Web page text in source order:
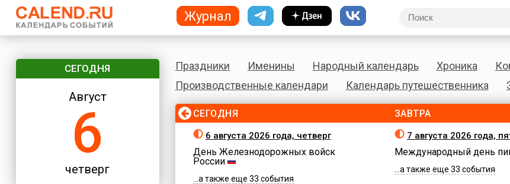
СЕГОДНЯ
Август
6
четверг
Праздники Именины Народный календарь Хроника
Производственные календари
Календарь путешественника
СЕГОДНЯ
6 августа 2026 года, четверг
День Железнодорожных войск
России
...а также еще 33 события
ЗАВТРА
7 августа 2026 года,
Международный день
...а также еще 33 события
Журнал